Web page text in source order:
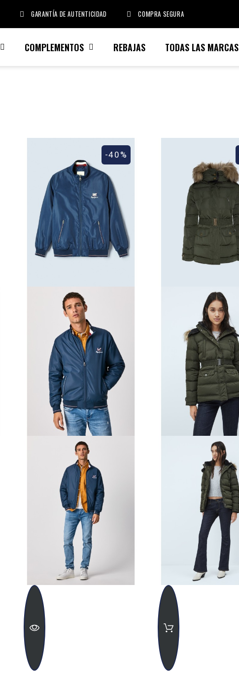
GARANTÍA DE AUTENTICIDAD COMPRA SEGURA
COMPLEMENTOS REBAJAS TODAS LAS MARCAS
-40%